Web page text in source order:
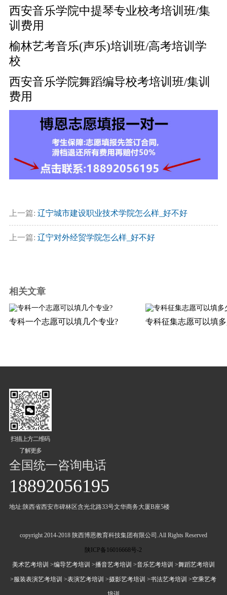
西安音乐学院中提琴专业校考培训班/集
训费用
榆林艺考音乐(声乐)培训班/高考培训学
校
西安音乐学院舞蹈编导校考培训班/集训
费用
上一篇: 辽宁城市建设职业技术学院怎么样_好不好
上一篇: 辽宁对外经贸学院怎么样_好不好
相关文章
专科一个志愿可以填几个专业? 专科征集志愿可以填
扫描上方二维码
了解更多
全国统一咨询电话
18892056195
地址:陕西省西安市碑林区含光北路33号文华商务大厦B座5楼
copyright 2014-2018 陕西博恩教育科技集团有限公司.All Rights Reserved
陕ICP备16016668号-2
美术艺考培训 >编导艺考培训 >播音艺考培训 >音乐艺考培训 >舞蹈艺考培训
>服装表演艺考培训 >表演艺考培训 >摄影艺考培训 >书法艺考培训 >空乘艺考